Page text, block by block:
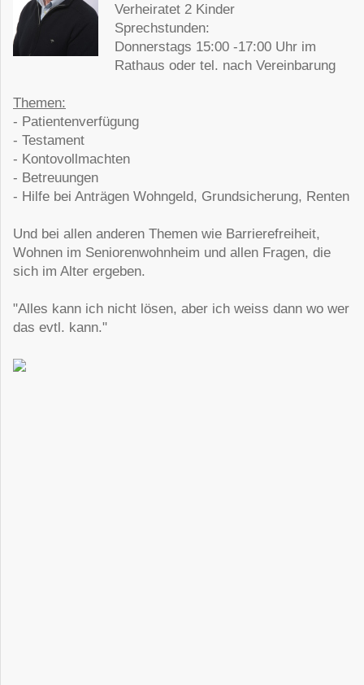
Verheiratet 2 Kinder
Sprechstunden:
Donnerstags 15:00 -17:00 Uhr im
Rathaus oder tel. nach Vereinbarung
Themen:
- Patientenverfügung
- Testament
- Kontovollmachten
- Betreuungen
- Hilfe bei Anträgen Wohngeld, Grundsicherung, Renten
Und bei allen anderen Themen wie Barrierefreiheit,
Wohnen im Seniorenwohnheim und allen Fragen, die
sich im Alter ergeben.
"Alles kann ich nicht lösen, aber ich weiss dann wo wer
das evtl. kann."